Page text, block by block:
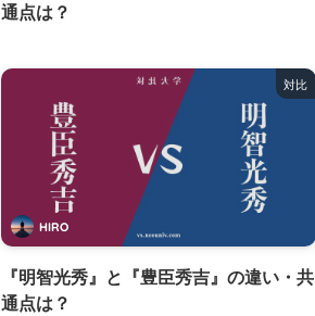
通点は？
対比
HIRO
『明智光秀』と『豊臣秀吉』の違い・共
通点は？